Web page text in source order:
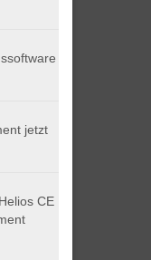
jetzt
CE